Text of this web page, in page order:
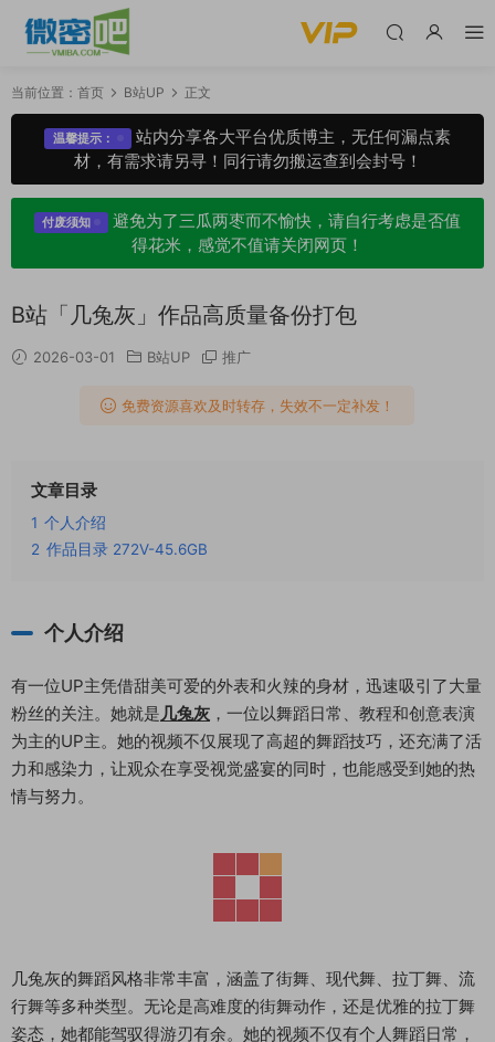
当前位置： 首页 B站UP 正文
温馨提示：
站内分享各大平台优质博主，无任何漏点素
材，有需求请另寻！同行请勿搬运查到会封号！
付废须知
避免为了三瓜两枣而不愉快，请自行考虑是否值
得花米，感觉不值请关闭网页！
B站「几兔灰」作品高质量备份打包
2026-03-01 B站UP 推广
免费资源喜欢及时转存，失效不一定补发！
文章目录
1 个人介绍
2 作品目录 272V-45.6GB
个人介绍
有一位UP主凭借甜美可爱的外表和火辣的身材，迅速吸引了大量
粉丝的关注。她就是几兔灰 ，一位以舞蹈日常、教程和创意表演
为主的UP主。她的视频不仅展现了高超的舞蹈技巧，还充满了活
力和感染力，让观众在享受视觉盛宴的同时，也能感受到她的热
情与努力。
几兔灰的舞蹈风格非常丰富，涵盖了街舞、现代舞、拉丁舞、流
行舞等多种类型。无论是高难度的街舞动作，还是优雅的拉丁舞
姿态，她都能驾驭得游刃有余。她的视频不仅有个人舞蹈日常，